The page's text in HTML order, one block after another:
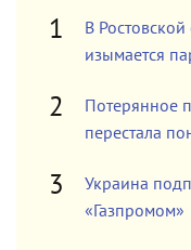
В Ростовской
изымается
Потерянное
перестала
Украина
«Газпромом»